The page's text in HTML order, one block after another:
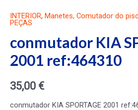
INTERIOR, Manetes, Comutador do
PEÇAS
conmutador KIA
2001 ref:464310
35,00 €
conmutador KIA SPORTAGE 2001